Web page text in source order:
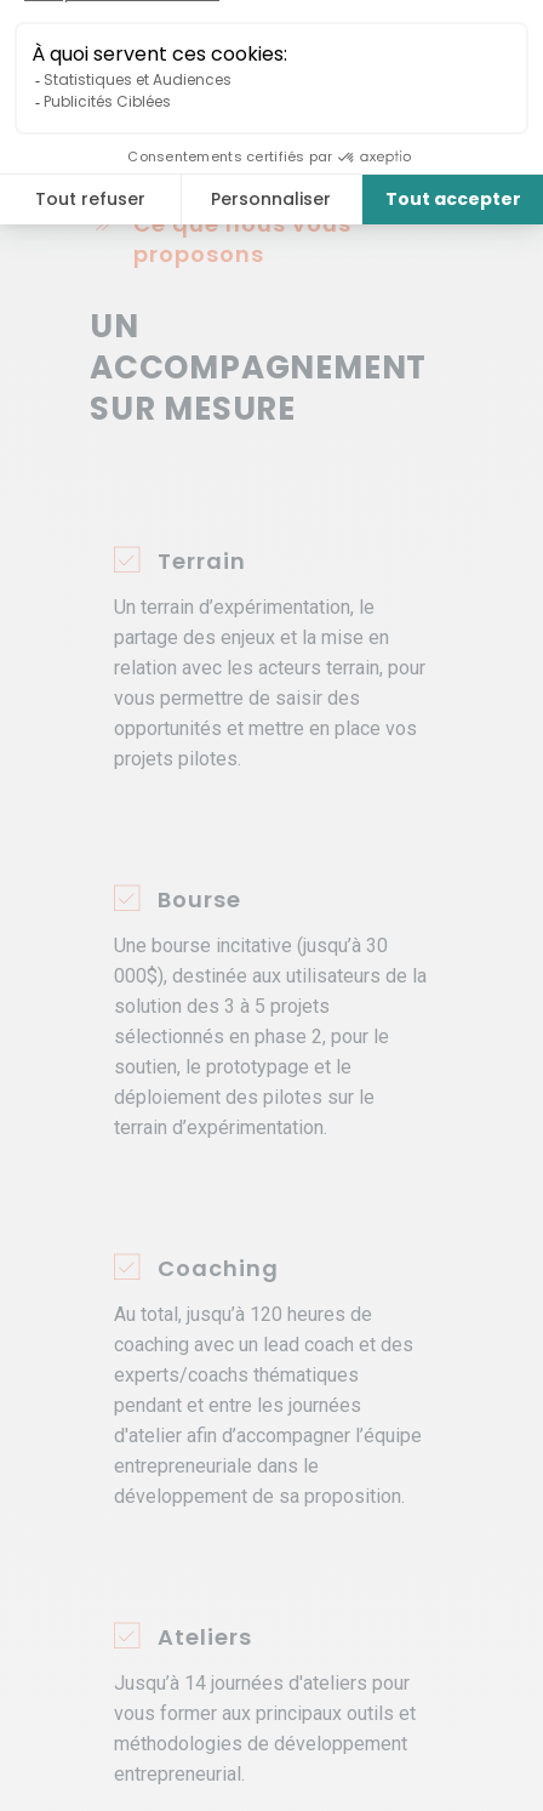
Ce que nous vous
proposons
UN
ACCOMPAGNEMENT
SUR MESURE
Terrain
Un terrain d’expérimentation, le
partage des enjeux et la mise en
relation avec les acteurs terrain, pour
vous permettre de saisir des
opportunités et mettre en place vos
projets pilotes.
Bourse
Une bourse incitative (jusqu’à 30
000$), destinée aux utilisateurs de la
solution des 3 à 5 projets
sélectionnés en phase 2, pour le
soutien, le prototypage et le
déploiement des pilotes sur le
terrain d’expérimentation.
Coaching
Au total, jusqu’à 120 heures de
coaching avec un lead coach et des
experts/coachs thématiques
pendant et entre les journées
d'atelier afin d’accompagner l’équipe
entrepreneuriale dans le
développement de sa proposition.
Ateliers
Jusqu’à 14 journées d'ateliers pour
vous former aux principaux outils et
méthodologies de développement
entrepreneurial.